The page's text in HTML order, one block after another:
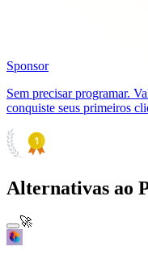
Sponsor
Sem precisar programar.
conquiste seus primeiros
Alternativas ao
🚀